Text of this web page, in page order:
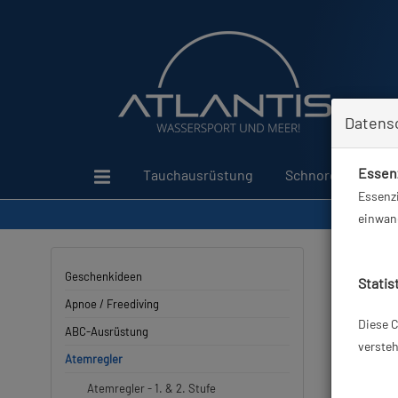
Tauchausrüstung Schnorcheln
Geschenkideen
Apnoe / Freediving
ABC-Ausrüstung
Atemregler
Atemregler - 1. & 2. Stufe
Diese